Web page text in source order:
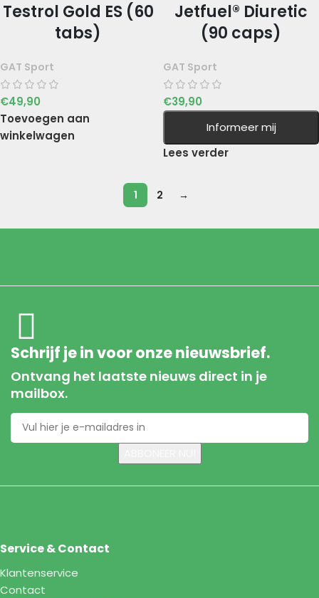
Testrol Gold ES (60
tabs)
GAT Sport
€49,90
Toevoegen aan
winkelwagen
Jetfuel® Diuretic
(90 caps)
GAT Sport
€39,90
Informeer mij
Lees verder
1 2 →
Schrijf je in voor onze nieuwsbrief.
Ontvang het laatste nieuws direct in je
mailbox.
Service & Contact
Klantenservice
Contact